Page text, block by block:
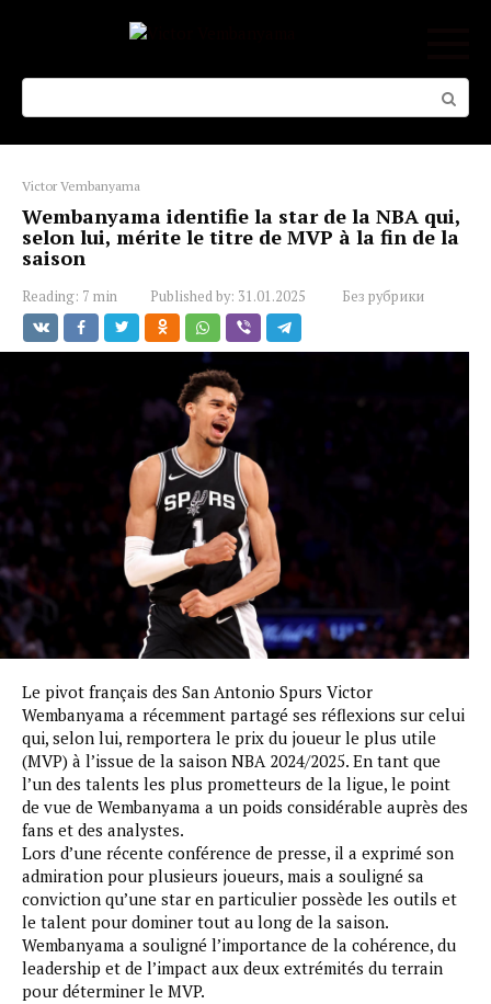
Search:
Victor Vembanyama
Wembanyama identifie la star de la NBA qui,
selon lui, mérite le titre de MVP à la fin de la
saison
Reading: 7 min Published by: 31.01.2025 Без рубрики
Le pivot français des San Antonio Spurs Victor
Wembanyama a récemment partagé ses réflexions sur celui
qui, selon lui, remportera le prix du joueur le plus utile
(MVP) à l’issue de la saison NBA 2024/2025. En tant que
l’un des talents les plus prometteurs de la ligue, le point
de vue de Wembanyama a un poids considérable auprès des
fans et des analystes.
Lors d’une récente conférence de presse, il a exprimé son
admiration pour plusieurs joueurs, mais a souligné sa
conviction qu’une star en particulier possède les outils et
le talent pour dominer tout au long de la saison.
Wembanyama a souligné l’importance de la cohérence, du
leadership et de l’impact aux deux extrémités du terrain
pour déterminer le MVP.